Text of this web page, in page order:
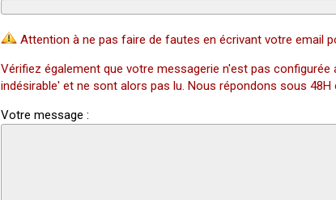
Attention à ne pas faire de fautes en écrivant votre email
Vérifiez également que votre messagerie n'est pas
indésirable' et ne sont alors pas lu. Nous répondons sous 48H
Votre message :